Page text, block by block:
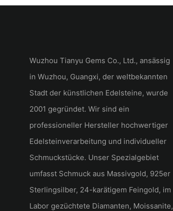
Wuzhou Tianyu Gems Co., Ltd., ansässig
in Wuzhou, Guangxi, der weltbekannten
Stadt der künstlichen Edelsteine, wurde
2001 gegründet. Wir sind ein
professioneller Hersteller hochwertiger
Edelsteinverarbeitung und individueller
Schmuckstücke. Unser Spezialgebiet
umfasst Schmuck aus Massivgold, 925er
Sterlingsilber, 24-karätigem Feingold, im
Labor gezüchtete Diamanten, Moissanite,